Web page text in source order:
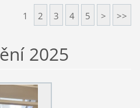
1 2 3 4 5 > >>
2025